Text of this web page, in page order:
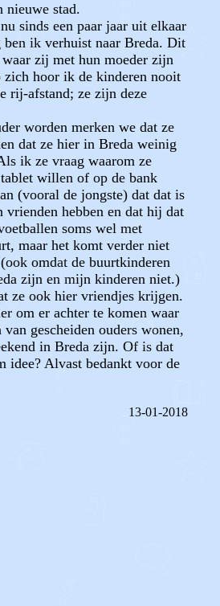
nieuwe stad.
sinds een paar jaar uit elkaar
ben ik verhuist naar Breda. Dit
zij met hun moeder zijn
hoor ik de kinderen nooit
rij-afstand; ze zijn deze
worden merken we dat ze
dat ze hier in Breda weinig
ik ze vraag waarom ze
willen of op de bank
(vooral de jongste) dat dat is
vrienden hebben en dat hij dat
soms wel met
maar het komt verder niet
omdat de buurtkinderen
zijn en mijn kinderen niet.)
ze ook hier vriendjes krijgen.
om er achter te komen waar
gescheiden ouders wonen,
in Breda zijn. Of is dat
idee? Alvast bedankt voor de
13-01-2018